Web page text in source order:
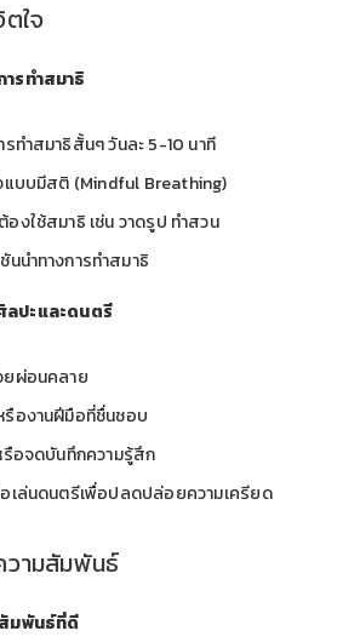
ใจ
รทำสมาธิ
รทำสมาธิสั้นๆ วันละ 5-10 นาที
แบบมีสติ (Mindful Breathing)
องใช้สมาธิ เช่น วาดรูป ทำสวน
นำทางการทำสมาธิ
ลปะและดนตรี
ผ่อนคลาย
รืองานฝีมือที่ชื่นชอบ
รือจดบันทึกความรู้สึก
เล่นดนตรีเพื่อปลดปล่อยความเครียด
ามสัมพันธ์
สัมพันธ์ที่ดี